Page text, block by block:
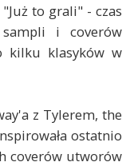
to grali" - czas
i coverów
kilku klasyków w
z Tylerem, the
ostatnio
coverów utworów